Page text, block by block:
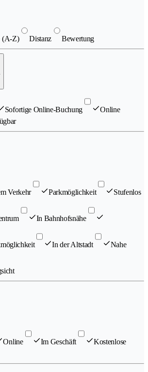
(A-Z) Distanz Bewertung
Sofortige Online-Buchung
Online
Verkehr Parkmöglichkeit Stufenlos
In Bahnhofsnähe
In der Altstadt Nahe
Online Im Geschäft
Kostenlose